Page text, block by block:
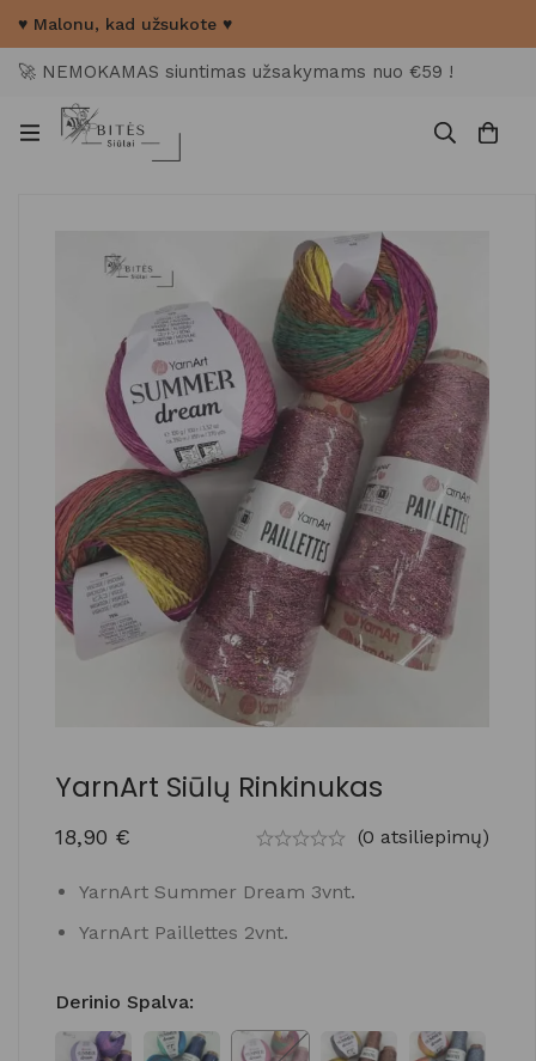
♥ Malonu, kad užsukote ♥
🚀 NEMOKAMAS siuntimas užsakymams nuo €59 !
YarnArt Siūlų Rinkinukas
18,90 € (0 atsiliepimų)
YarnArt Summer Dream 3vnt.
YarnArt Paillettes 2vnt.
Derinio Spalva: